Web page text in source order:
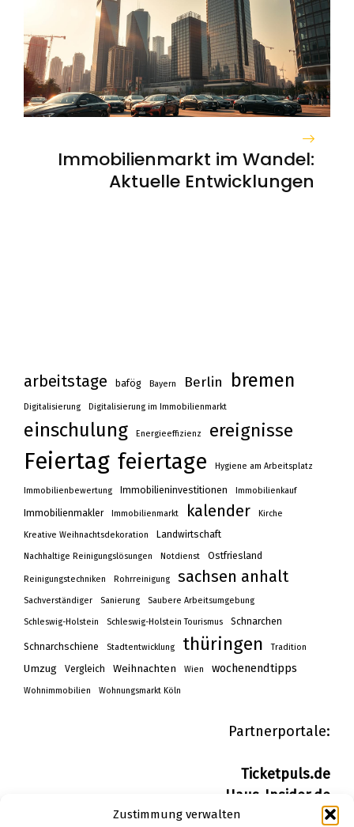
Zustimmung verwalten
Immobilienmarkt im Wandel:
Aktuelle Entwicklungen
arbeitstage bafög Bayern Berlin bremen
Digitalisierung Digitalisierung im Immobilienmarkt
einschulung Energieeffizienz ereignisse
Feiertag feiertage Hygiene am Arbeitsplatz
Immobilienbewertung Immobilieninvestitionen Immobilienkauf
Immobilienmakler Immobilienmarkt kalender Kirche
Kreative Weihnachtsdekoration Landwirtschaft
Nachhaltige Reinigungslösungen Notdienst Ostfriesland
Reinigungstechniken Rohrreinigung sachsen anhalt
Sachverständiger Sanierung Saubere Arbeitsumgebung
Schleswig-Holstein Schleswig-Holstein Tourismus Schnarchen
Schnarchschiene Stadtentwicklung thüringen Tradition
Umzug Vergleich Weihnachten Wien wochenendtipps
Wohnimmobilien Wohnungsmarkt Köln
Partnerportale:
Ticketpuls.de
Haus-Insider.de
Wohn-Insider.de